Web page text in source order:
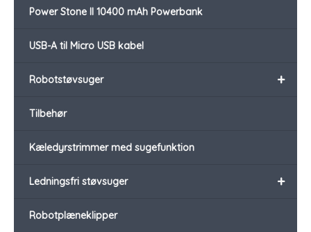
Power Stone II 10400 mAh Powerbank
USB-A til Micro USB kabel
+
Robotstøvsuger
Tilbehør
Kæledyrstrimmer med sugefunktion
+
Ledningsfri støvsuger
Robotplæneklipper